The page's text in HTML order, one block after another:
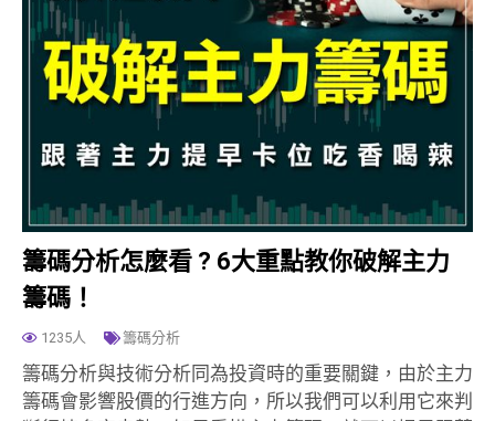
籌碼分析怎麼看 ? 6大重點教你破解主力
籌碼！
1235人 籌碼分析
籌碼分析與技術分析同為投資時的重要關鍵，由於主力
籌碼會影響股價的行進方向，所以我們可以利用它來判